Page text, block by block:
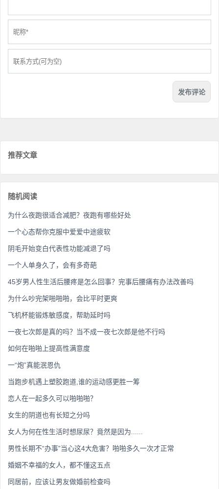
推荐文章
随机阅读
为什么夜跑很适合减肥？夜跑有哪些好处
一个心态帮你克服中爱爱中途疲软
阴毛开始变白代表性功能减退了吗
一个人单身久了，会有多奇葩
45岁男人性生活后腰疼是怎么回事？完事后腰痛有办法改善吗
为什么吵完架啪啪啪，会比平时更爽
飞机杯能锻炼敏感度，帮助延时吗
一夜七次郎是真的吗？当不成一夜七次郎是他不行吗
如何在啪啪上提高性满意度
一“炮”真能泯恩仇
当跑步机遇上塑胶跑道,谁的运动感更胜一筹
恋人在一起多久可以啪啪啪？
女生的阴道也有长短之分吗
女人为何在性生活时想尿尿？竟然是因为......
男性长期不“办事”当心这4大危害？啪啪多久一次才正常
婚姻不幸福的女人，都不懂这五点
同居前，应该让男友做婚前检查吗